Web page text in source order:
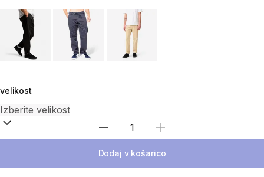
Choose a variant
velikost
Izberite količino
Dodaj v košarico